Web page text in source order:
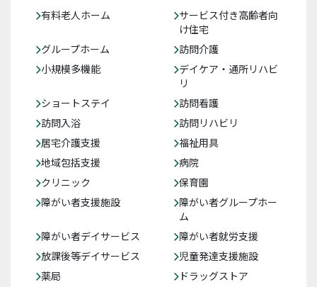
有料老人ホーム
サービス付き高齢者向
け住宅
グループホーム
訪問介護
小規模多機能
デイケア・通所リハビ
リ
ショートステイ
訪問看護
訪問入浴
訪問リハビリ
居宅介護支援
福祉用具
地域包括支援
病院
クリニック
保育園
障がい者支援施設
障がい者グループホー
ム
障がい者デイサービス
障がい者就労支援
放課後等デイサービス
児童発達支援施設
薬局
ドラッグストア